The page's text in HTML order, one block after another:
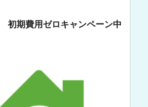
初期費用ゼロキャンペーン中